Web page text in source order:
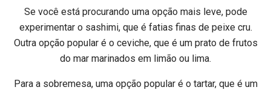
Se você está procurando uma opção mais leve, pode
experimentar o sashimi, que é fatias finas de peixe cru.
Outra opção popular é o ceviche, que é um prato de frutos
do mar marinados em limão ou lima.
Para a sobremesa, uma opção popular é o tartar, que é um